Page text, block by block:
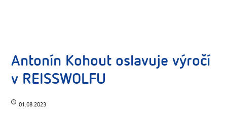
Antonín Kohout oslavuje výročí
v REISSWOLFU
01.08.2023